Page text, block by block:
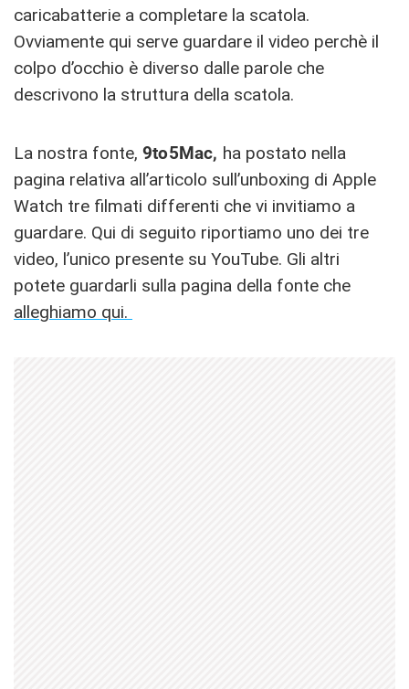
caricabatterie a completare la scatola.
Ovviamente qui serve guardare il video perchè il
colpo d’occhio è diverso dalle parole che
descrivono la struttura della scatola.
La nostra fonte, 9to5Mac, ha postato nella
pagina relativa all’articolo sull’unboxing di Apple
Watch tre filmati differenti che vi invitiamo a
guardare. Qui di seguito riportiamo uno dei tre
video, l’unico presente su YouTube. Gli altri
potete guardarli sulla pagina della fonte che
alleghiamo qui.